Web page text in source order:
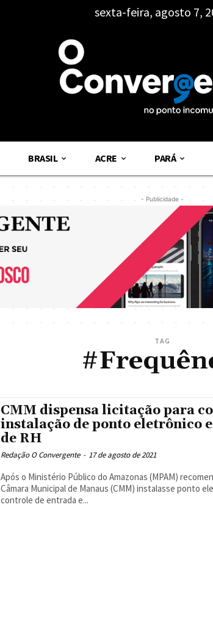
sexta-feira, agosto 7,
BRASIL ACRE PARÁ
- Publicidade -
TAG
CMM dispensa licitação para
instalação de ponto eletrônico
de RH
Redação O Convergente - 17 de agosto de 2021
Após o Ministério Público do Amazonas (MPAM)
Câmara Municipal de Manaus (CMM) instalasse ponto
controle de entrada e...